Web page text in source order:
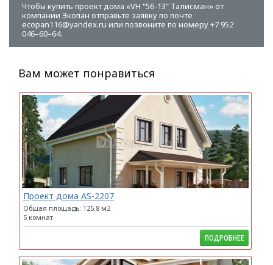
Чтобы купить проект дома «VH "56-13" Талисман» от
компании Экопан отправьте заявку по почте
ecopan116@yandex.ru или позвоните по номеру +7 952
046–60–64.
Вам может понравиться
Проект дома AS-2207
Общая площадь: 125.8 м2
5 комнат
ПОДРОБНЕЕ